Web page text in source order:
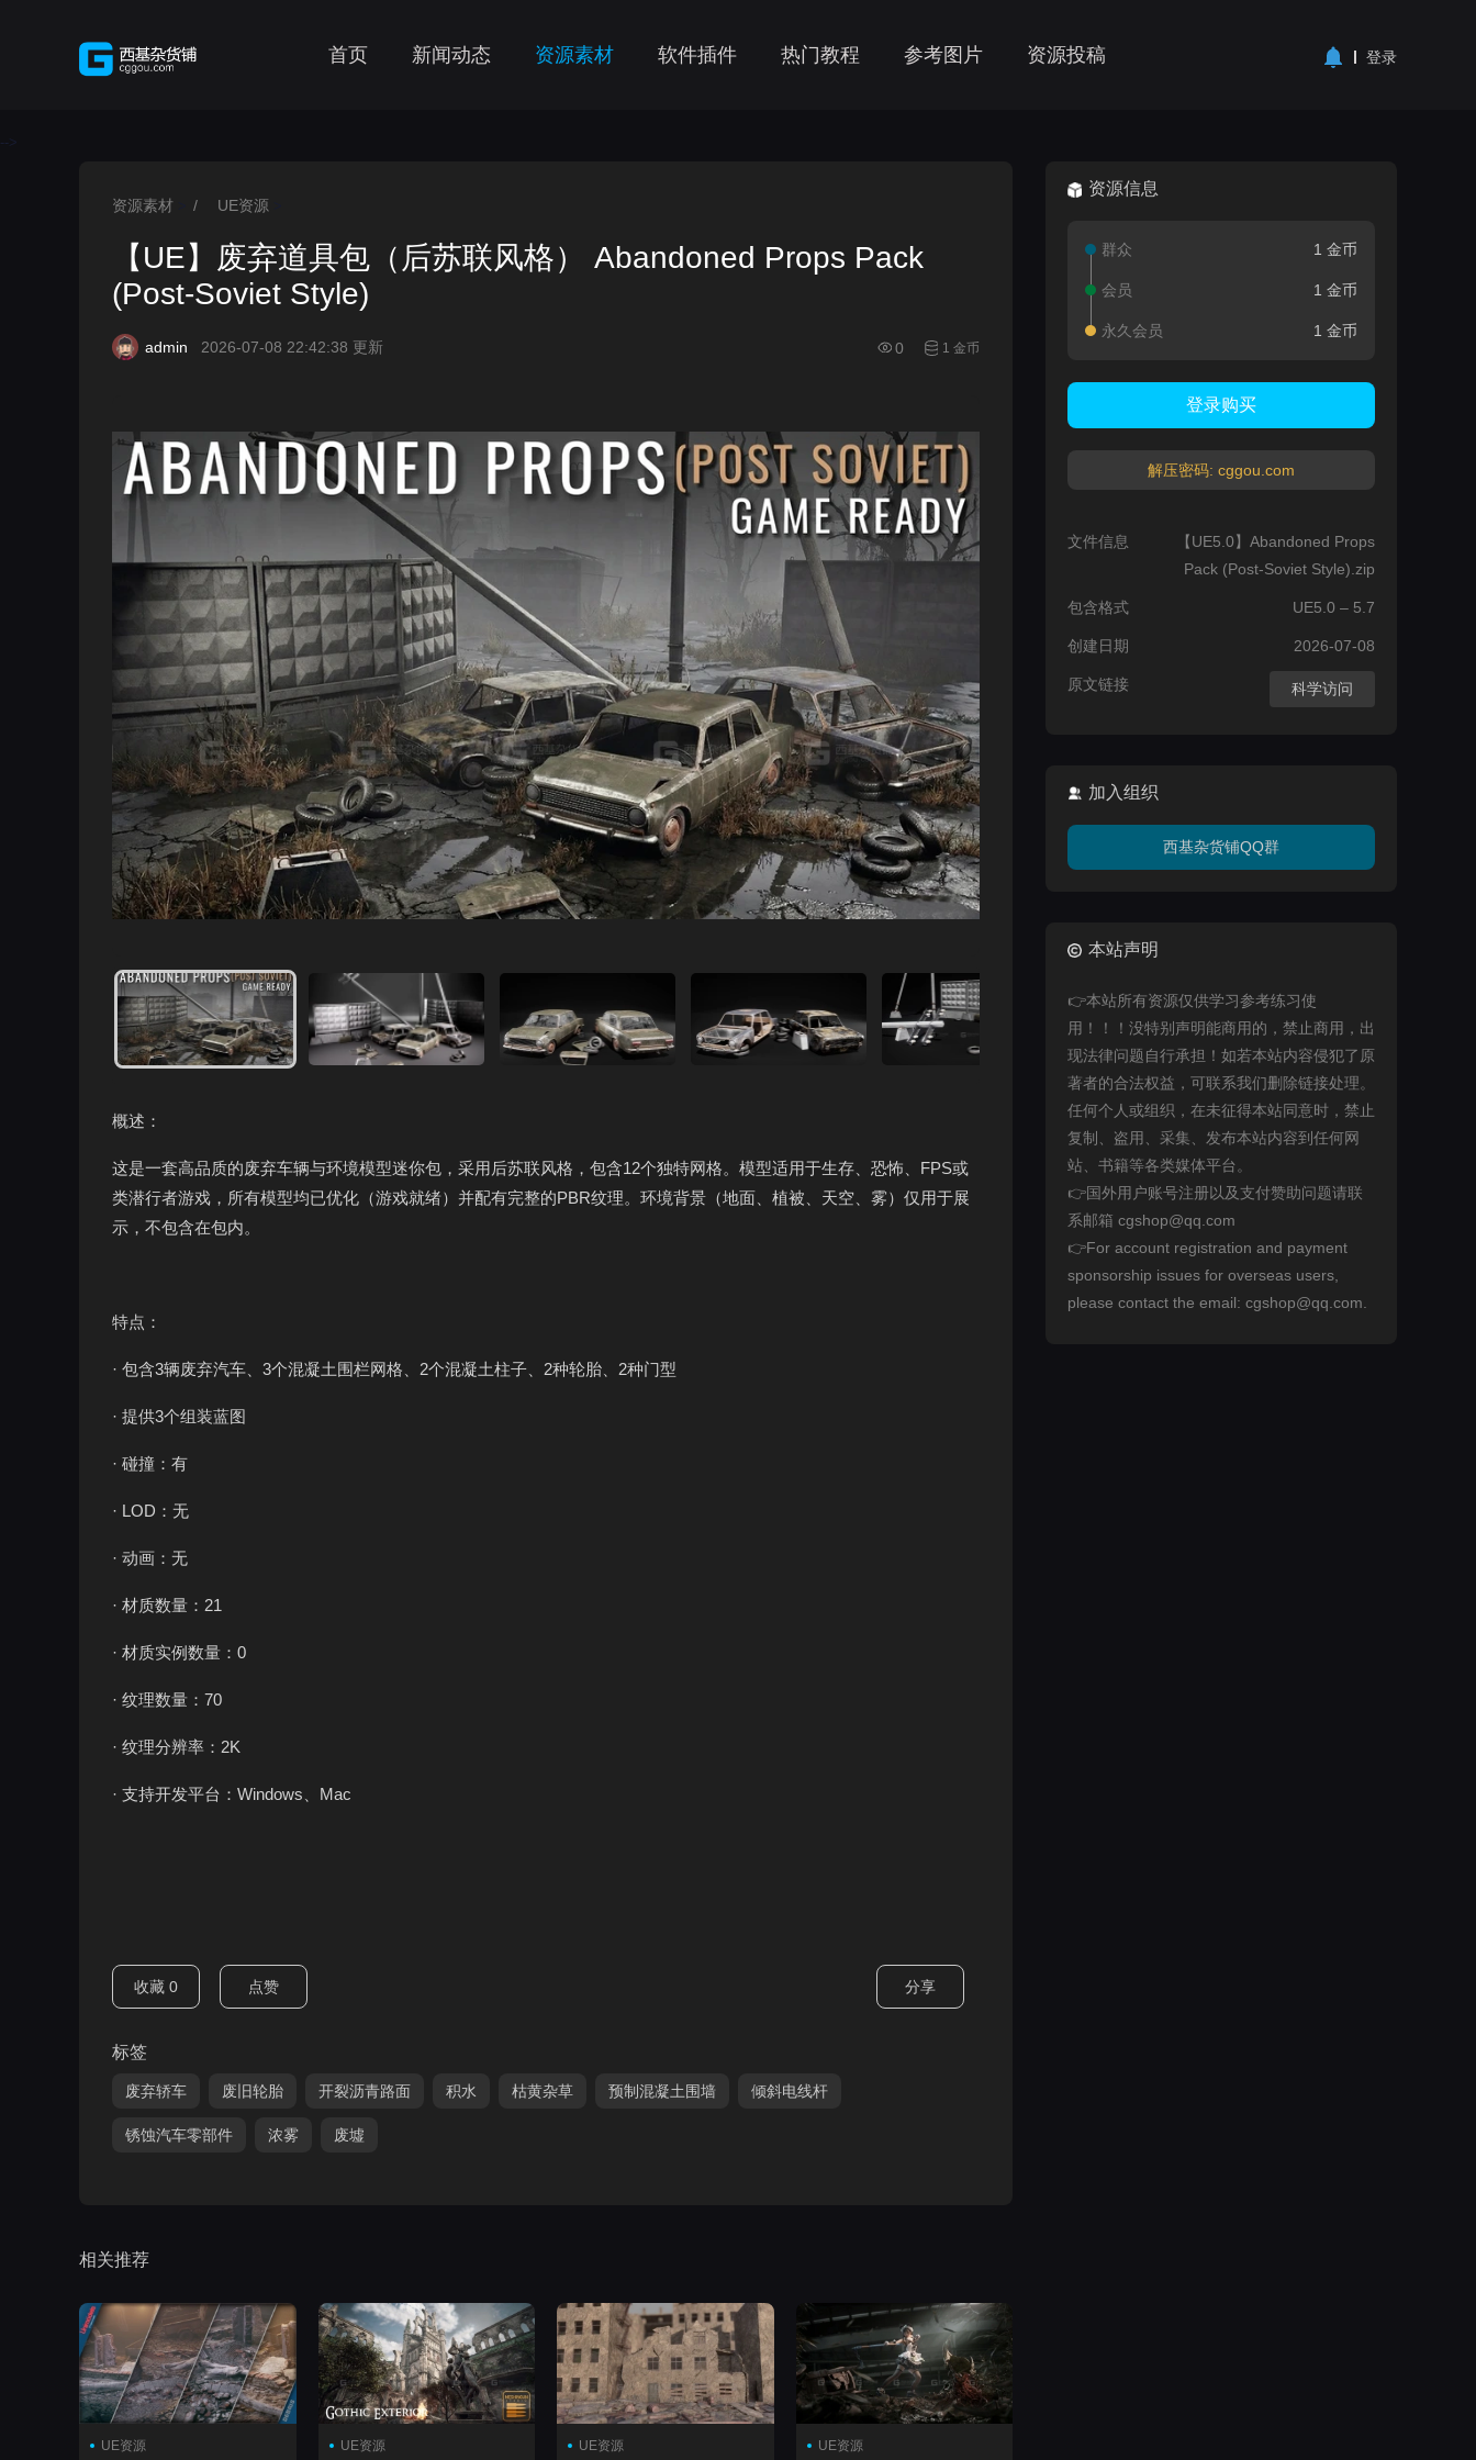
首页 新闻动态 资源素材 软件插件 热门教程 参考图片 资源投稿 登录
-->
资源素材 / UE资源
【UE】废弃道具包（后苏联风格） Abandoned Props Pack
(Post-Soviet Style)
admin 2026-07-08 22:42:38 更新 0 1 金币
概述：
这是一套高品质的废弃车辆与环境模型迷你包，采用后苏联风格，包含12个独特网格。模型适用于生存、恐怖、FPS或
类潜行者游戏，所有模型均已优化（游戏就绪）并配有完整的PBR纹理。环境背景（地面、植被、天空、雾）仅用于展
示，不包含在包内。
特点：
· 包含3辆废弃汽车、3个混凝土围栏网格、2个混凝土柱子、2种轮胎、2种门型
· 提供3个组装蓝图
· 碰撞：有
· LOD：无
· 动画：无
· 材质数量：21
· 材质实例数量：0
· 纹理数量：70
· 纹理分辨率：2K
· 支持开发平台：Windows、Mac
收藏 0 点赞 分享
标签
废弃轿车 废旧轮胎 开裂沥青路面 积水 枯黄杂草 预制混凝土围墙 倾斜电线杆
锈蚀汽车零部件 浓雾 废墟
相关推荐
UE资源 UE资源 UE资源 UE资源
资源信息
群众 1 金币
会员 1 金币
永久会员 1 金币
登录购买
解压密码: cggou.com
文件信息
【UE5.0】Abandoned Props
Pack (Post-Soviet Style).zip
包含格式 UE5.0 – 5.7
创建日期 2026-07-08
原文链接 科学访问
加入组织
西基杂货铺QQ群
本站声明
👉本站所有资源仅供学习参考练习使
用！！！没特别声明能商用的，禁止商用，出
现法律问题自行承担！如若本站内容侵犯了原
著者的合法权益，可联系我们删除链接处理。
任何个人或组织，在未征得本站同意时，禁止
复制、盗用、采集、发布本站内容到任何网
站、书籍等各类媒体平台。
👉国外用户账号注册以及支付赞助问题请联
系邮箱 cgshop@qq.com
👉For account registration and payment
sponsorship issues for overseas users,
please contact the email: cgshop@qq.com.